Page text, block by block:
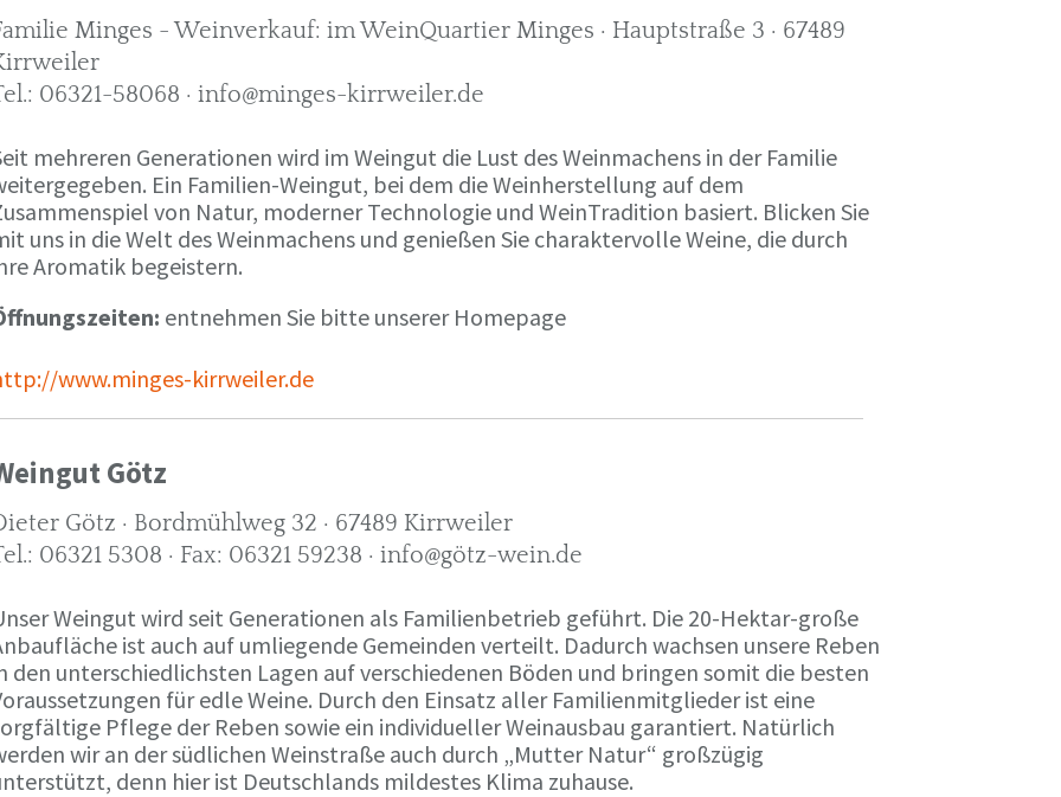
Minges - Weinverkauf: im WeinQuartier Minges · Hauptstraße 3 · 67489
06321-58068 · info@minges-kirrweiler.de
mehreren Generationen wird im Weingut die Lust des Weinmachens in der Familie
Ein Familien-Weingut, bei dem die Weinherstellung auf dem
von Natur, moderner Technologie und WeinTradition basiert. Blicken Sie
uns in die Welt des Weinmachens und genießen Sie charaktervolle Weine, die durch
Aromatik begeistern.
entnehmen Sie bitte unserer Homepage
www.minges-kirrweiler.de
Götz
Götz · Bordmühlweg 32 · 67489 Kirrweiler
06321 5308 · Fax: 06321 59238 · info@götz-wein.de
Weingut wird seit Generationen als Familienbetrieb geführt. Die 20-Hektar-große
ist auch auf umliegende Gemeinden verteilt. Dadurch wachsen unsere Reben
den unterschiedlichsten Lagen auf verschiedenen Böden und bringen somit die besten
für edle Weine. Durch den Einsatz aller Familienmitglieder ist eine
Pflege der Reben sowie ein individueller Weinausbau garantiert. Natürlich
wir an der südlichen Weinstraße auch durch „Mutter Natur“ großzügig
denn hier ist Deutschlands mildestes Klima zuhause.